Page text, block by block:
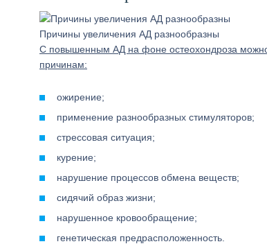
Причины увеличения АД разнообразны
С повышенным АД на фоне остеохондроза можно
причинам:
ожирение;
применение разнообразных стимуляторов;
стрессовая ситуация;
курение;
нарушение процессов обмена веществ;
сидячий образ жизни;
нарушенное кровообращение;
генетическая предрасположенность.